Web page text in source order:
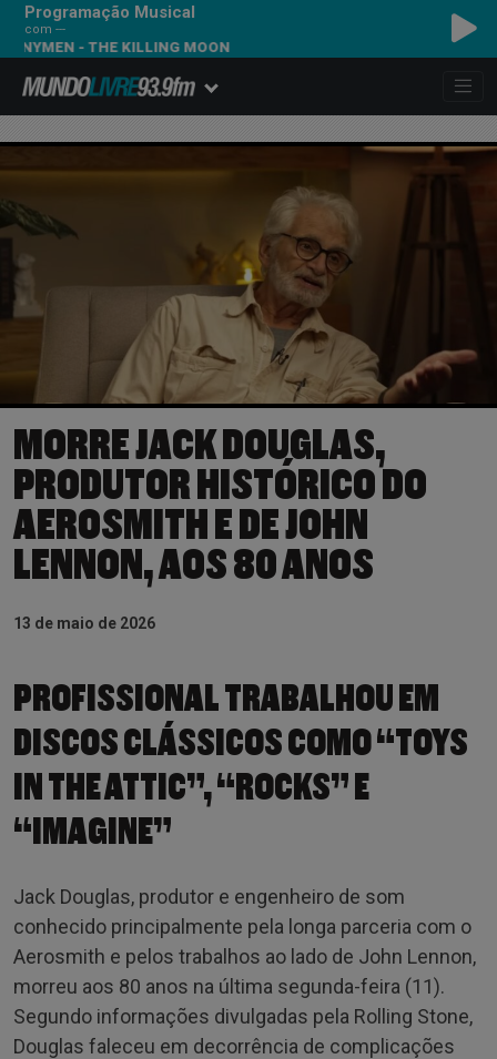
Programação Musical
com ---
- THE KILLING MOON
MORRE JACK DOUGLAS,
PRODUTOR HISTÓRICO DO
AEROSMITH E DE JOHN
LENNON, AOS 80 ANOS
13 de maio de 2026
PROFISSIONAL TRABALHOU EM
DISCOS CLÁSSICOS COMO “TOYS
IN THE ATTIC”, “ROCKS” E
“IMAGINE”
Jack Douglas, produtor e engenheiro de som
conhecido principalmente pela longa parceria com o
Aerosmith e pelos trabalhos ao lado de John Lennon,
morreu aos 80 anos na última segunda-feira (11).
Segundo informações divulgadas pela Rolling Stone,
Douglas faleceu em decorrência de complicações